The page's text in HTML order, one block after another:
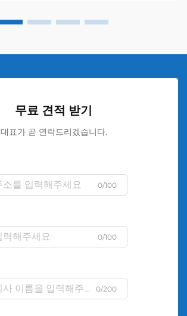
무료 견적 받기
대표가 곧 연락드리겠습니다.
0/100
0/100
0/200